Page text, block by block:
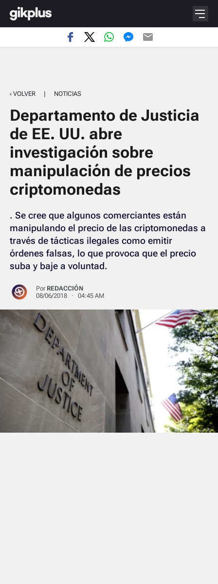
‹ VOLVER | NOTICIAS
Departamento de Justicia
de EE. UU. abre
investigación sobre
manipulación de precios
criptomonedas
. Se cree que algunos comerciantes están
manipulando el precio de las criptomonedas a
través de tácticas ilegales como emitir
órdenes falsas, lo que provoca que el precio
suba y baje a voluntad.
Por REDACCIÓN
08/06/2018 · 04:45 AM